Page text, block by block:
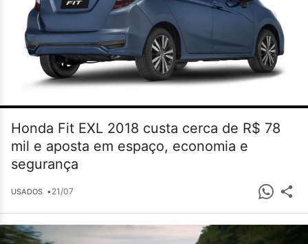
Honda Fit EXL 2018 custa cerca de R$ 78
mil e aposta em espaço, economia e
segurança
USADOS •21/07